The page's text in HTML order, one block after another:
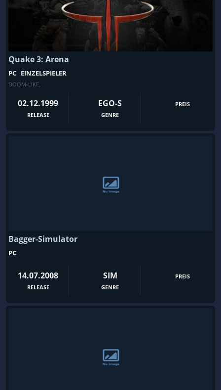
Quake 3: Arena
PC EINZELSPIELER
DOOM-LIKE
02.12.1999
RELEASE
EGO-S
GENRE
PREIS
Bagger-Simulator
PC
14.07.2008
RELEASE
SIM
GENRE
PREIS